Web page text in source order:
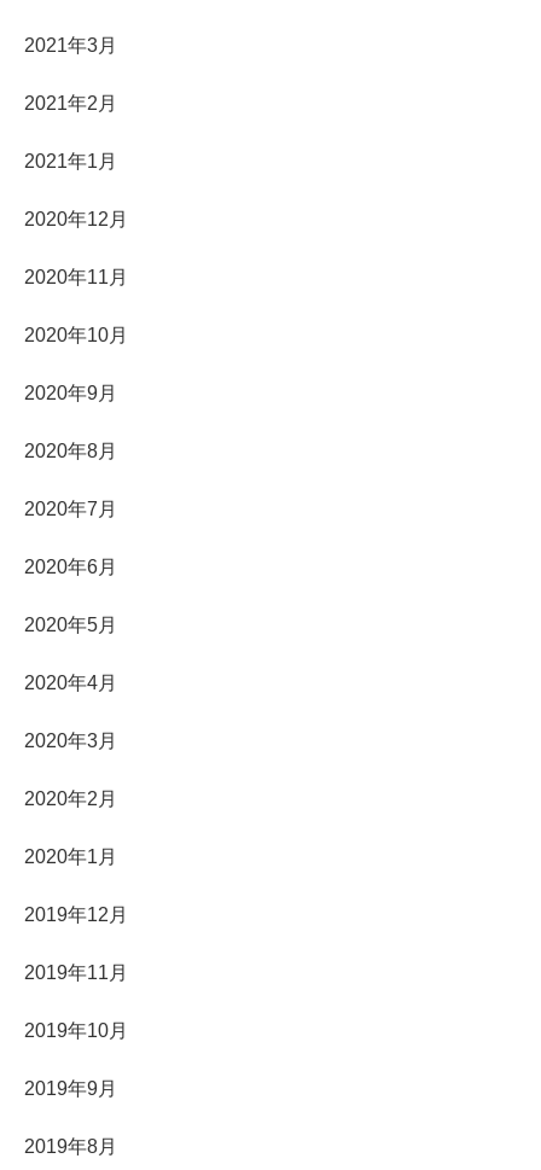
2021年3月
2021年2月
2021年1月
2020年12月
2020年11月
2020年10月
2020年9月
2020年8月
2020年7月
2020年6月
2020年5月
2020年4月
2020年3月
2020年2月
2020年1月
2019年12月
2019年11月
2019年10月
2019年9月
2019年8月